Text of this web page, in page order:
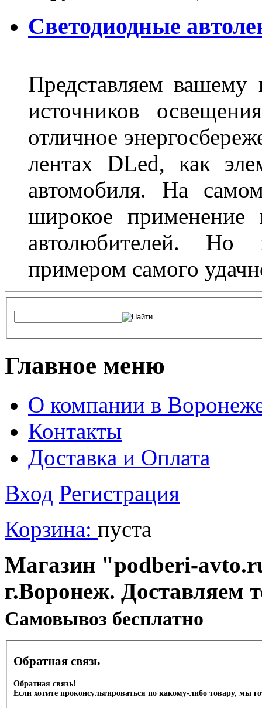
Светодиодные
Представляем
источников
отличное
лентах DLed, как
автомобиля. На
широкое
автолюбителей. Но
примером самого
Главное меню
О компании в
Контакты
Доставка и Оплата
Вход Регистрация
Корзина: пуста
Магазин "podberi-
г.Воронеж. Доставляем
Cамовывоз бесплатно
Обратная связь
Обратная связь!
Если хотите проконсультироваться по какому-либо товару, мы